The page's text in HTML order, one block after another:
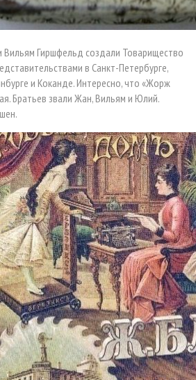
Вильям Гиршфельд создали Товарищество
в Санкт-Петербурге,
и Коканде. Интересно, что «Жорж
Братьев звали Жан, Вильям и Юлий.